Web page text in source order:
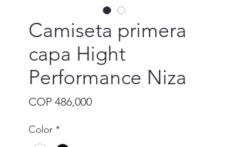
Camiseta primera
capa Hight
Performance Niza
COP 486,000Precio
Color *